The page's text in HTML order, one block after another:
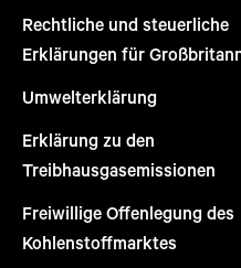
Rechtliche und steuerliche
Erklärungen für
Umwelterklärung
Erklärung zu den
Treibhausgasemissionen
Freiwillige Offenlegung des
Kohlenstoffmarktes